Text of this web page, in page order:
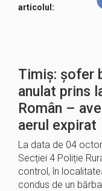
articolul:
Timiș: șofer
anulat prins
Român –
aerul expirat
La data de 04
Secției 4 Poliție
control, în
condus de un